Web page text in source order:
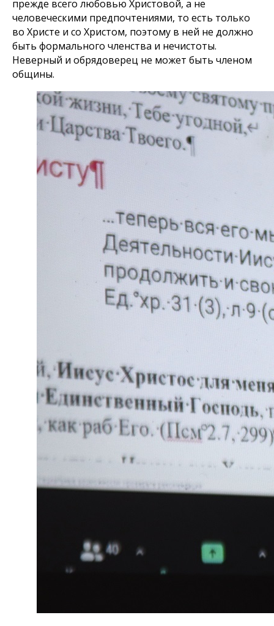
прежде всего любовью Христовой, а не
человеческими предпочтениями, то есть только
во Христе и со Христом, поэтому в ней не должно
быть формального членства и нечистоты.
Неверный и обрядоверец не может быть членом
общины.